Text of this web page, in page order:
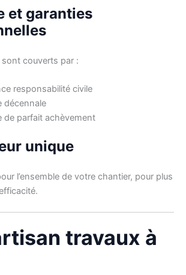
et garanties
couverts par :
responsabilité civile
décennale
de parfait achèvement
unique
l’ensemble de votre chantier, pour plus
travaux à